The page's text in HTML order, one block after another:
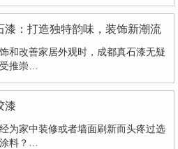
漆：打造独特韵味，装饰新潮流
和改善家居外观时，成都真石漆无疑
推崇…
漆
为家中装修或者墙面刷新而头疼过选
料？…